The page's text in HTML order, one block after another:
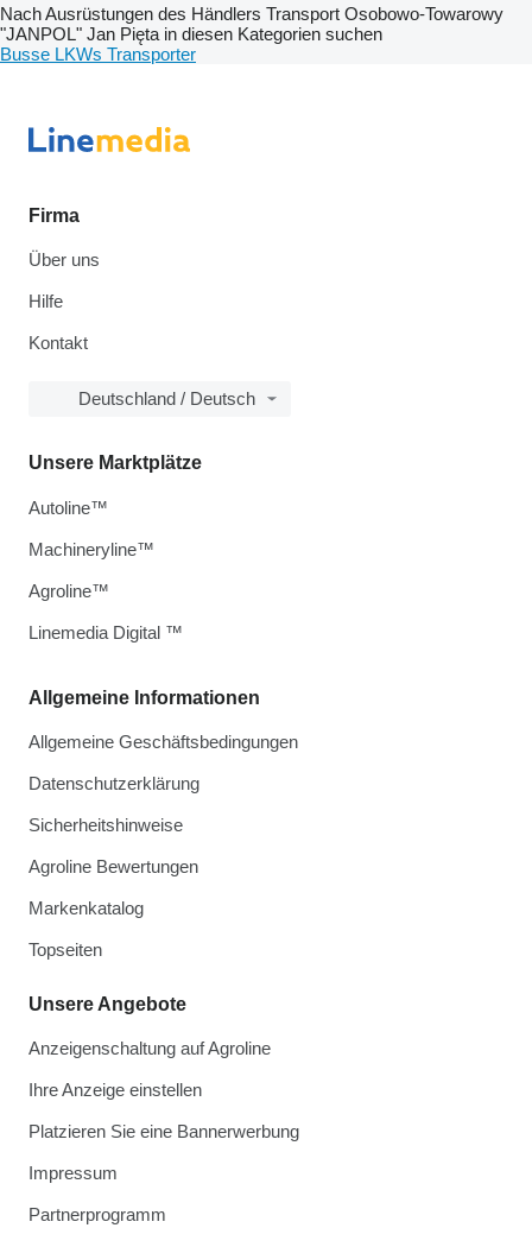
Nach Ausrüstungen des Händlers Transport Osobowo-Towarowy
"JANPOL" Jan Pięta in diesen Kategorien suchen
Busse LKWs Transporter
Firma
Über uns
Hilfe
Kontakt
Deutschland / Deutsch
Allgemeine Informationen
Allgemeine Geschäftsbedingungen
Datenschutzerklärung
Sicherheitshinweise
Agroline Bewertungen
Markenkatalog
Topseiten
Unsere Angebote
Anzeigenschaltung auf Agroline
Ihre Anzeige einstellen
Platzieren Sie eine Bannerwerbung
Impressum
Partnerprogramm
Unsere Marktplätze
Autoline™
Machineryline™
Agroline™
Linemedia Digital ™